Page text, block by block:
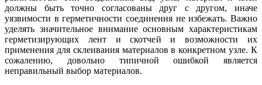
должны быть точно согласованы друг с другом, иначе
уязвимости в герметичности соединения не избежать. Важно
уделять значительное внимание основным характеристикам
герметизирующих лент и скотчей и возможности их
применения для склеивания материалов в конкретном узле. К
сожалению, довольно типичной ошибкой является
неправильный выбор материалов.